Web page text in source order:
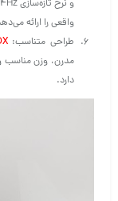
واقعی را ارائه
طراحی متناسب: HP Victus 15-FA0031DX دست دوم
مدرن، وزن مناسب
دارد.